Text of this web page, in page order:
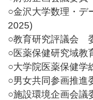
○金沢大学数理・
2025)
○教育研究評議会
○医薬保健研究域
○大学院医薬保健
○男女共同参画推
○施設環境企画会